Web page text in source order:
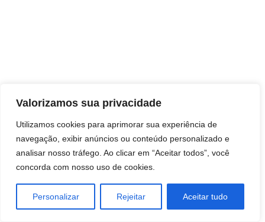
Valorizamos sua privacidade
Utilizamos cookies para aprimorar sua experiência de
navegação, exibir anúncios ou conteúdo personalizado e
analisar nosso tráfego. Ao clicar em “Aceitar todos”, você
concorda com nosso uso de cookies.
Personalizar Rejeitar Aceitar tudo
Consultas e trabalhos espirituais
Brasil - Santa Catarina - São José